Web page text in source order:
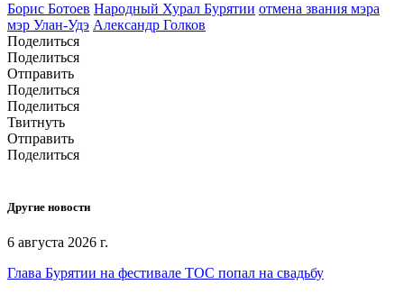
Борис Ботоев Народный Хурал Бурятии отмена звания мэра
мэр Улан-Удэ Александр Голков
Поделиться
Поделиться
Отправить
Поделиться
Поделиться
Твитнуть
Отправить
Поделиться
Другие новости
6 августа 2026 г.
Глава Бурятии на фестивале ТОС попал на свадьбу